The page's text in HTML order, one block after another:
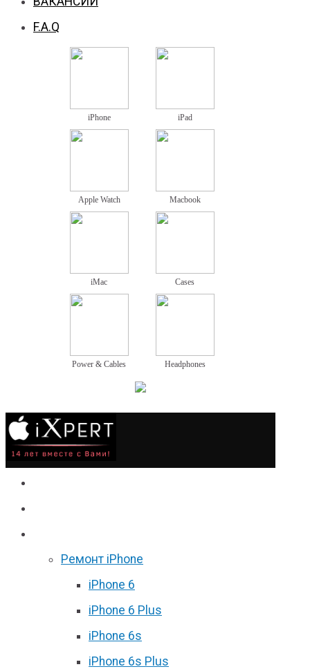
F.A.Q
iPhone iPad
Apple Watch Macbook
iMac Cases
Power & Cables Headphones
Ремонт iPhone
iPhone 6
iPhone 6 Plus
iPhone 6s
iPhone 6s Plus